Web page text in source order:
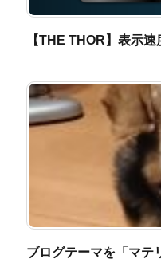
【THE THOR】表示
ブログテーマを「マテ